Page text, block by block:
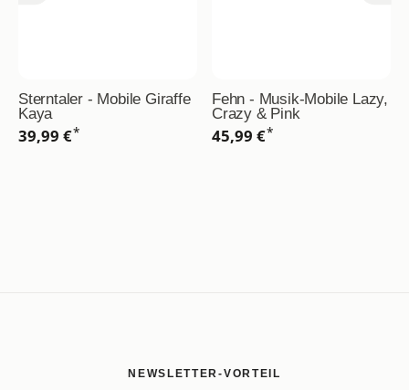
Sterntaler - Mobile Giraffe
Kaya
39,99 €*
Fehn - Musik-Mobile Lazy,
Crazy & Pink
45,99 €*
NEWSLETTER-VORTEIL